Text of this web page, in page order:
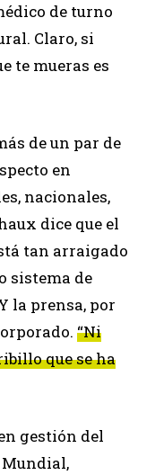
de turno
Claro, si
te mueras es
de un par de
en
nacionales,
dice que el
tan arraigado
sistema de
la prensa, por
“Ni
que se ha
gestión del
Mundial,